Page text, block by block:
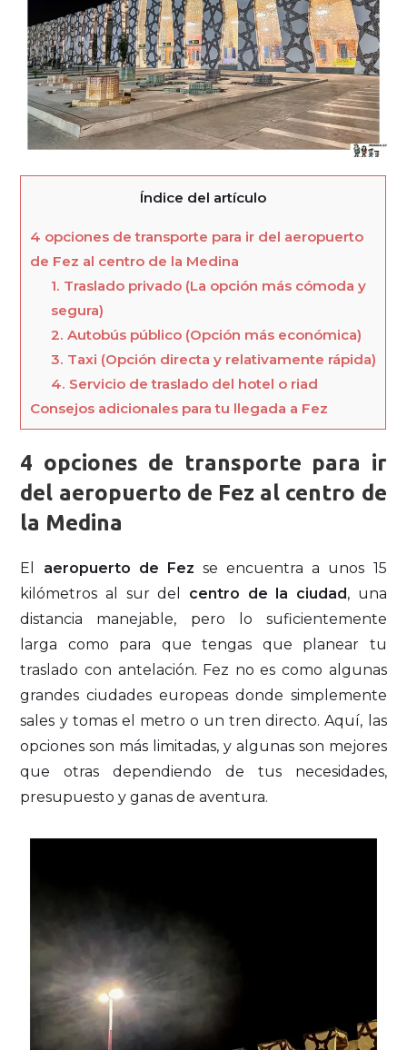
Índice del artículo
4 opciones de transporte para ir del aeropuerto
de Fez al centro de la Medina
1. Traslado privado (La opción más cómoda y
segura)
2. Autobús público (Opción más económica)
3. Taxi (Opción directa y relativamente rápida)
4. Servicio de traslado del hotel o riad
Consejos adicionales para tu llegada a Fez
4 opciones de transporte para ir
del aeropuerto de Fez al centro de
la Medina
El aeropuerto de Fez se encuentra a unos 15
kilómetros al sur del centro de la ciudad , una
distancia manejable, pero lo suficientemente
larga como para que tengas que planear tu
traslado con antelación. Fez no es como algunas
grandes ciudades europeas donde simplemente
sales y tomas el metro o un tren directo. Aquí, las
opciones son más limitadas, y algunas son mejores
que otras dependiendo de tus necesidades,
presupuesto y ganas de aventura.